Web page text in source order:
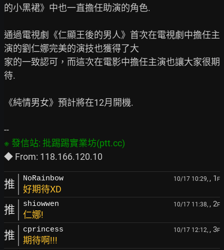
的小黑裙》中也一直擔任助演的角色.
通過電視劇《仁顯王後的男人》首次在電視劇中擔任主
演的劉仁娜完美的演技也獲得了大
家的一致認可，而這次在電影中擔任主演也讓大家很期
待.
《純情男女》預計將在12月開機.
推 NoRainbow 10/17 10:29, , 1 F
好期待XD
推 shiowwen 10/17 11:38, , 2F
仁娜!
推 cprincess 10/17 12:12, , 3F
期待啊!!!